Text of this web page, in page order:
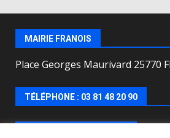
MAIRIE FRANOIS
Place Georges Maurivard 25770
TÉLÉPHONE : 03 81 48 20 90